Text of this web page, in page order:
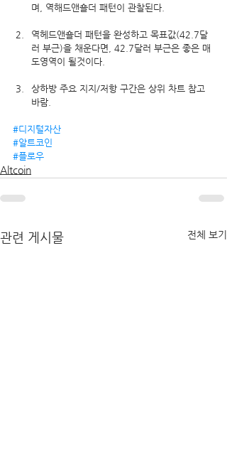
며, 역해드앤숄더 패턴이 관찰된다.
역헤드앤숄더 패턴을 완성하고 목표값(42.7달
러 부근)을 채운다면, 42.7달러 부근은 좋은 매
도영역이 될것이다.
상하방 주요 지지/저항 구간은 상위 차트 참고
바람.
#디지털자산
#알트코인
#플로우
Altcoin
관련 게시물 전체 보기